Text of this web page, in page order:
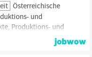
Österreichische
und
Produktions- und
m.b.H. und der